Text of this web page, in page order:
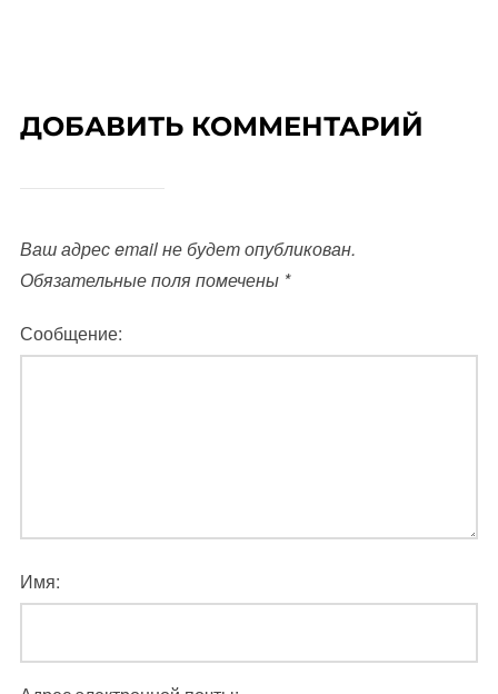
ДОБАВИТЬ КОММЕНТАРИЙ
Ваш адрес email не будет опубликован.
Обязательные поля помечены *
Сообщение:
Имя: